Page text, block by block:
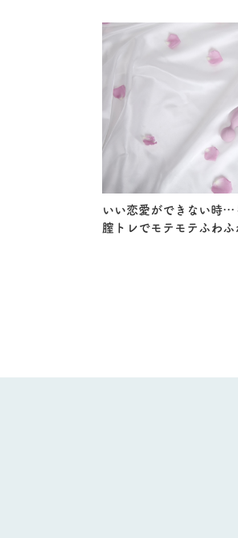
いい恋愛ができない時…
膣トレでモテモテふわふ